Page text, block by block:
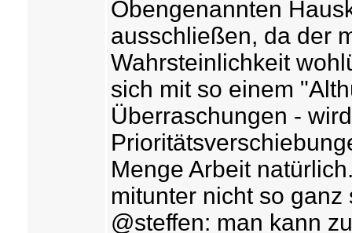
Obengenannten
ausschließen, da der
Wahrsteinlichkeit
sich mit so einem
Überraschungen -
Menge Arbeit
mitunter nicht so
@steffen: man kann